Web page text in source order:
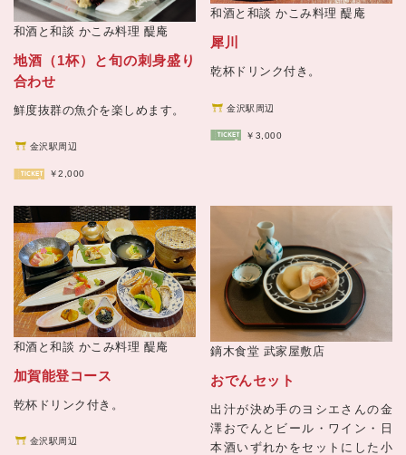
和酒と和談 かこみ料理 醍庵
地酒（1杯）と旬の刺身盛り
合わせ
鮮度抜群の魚介を楽しめます。
金沢駅周辺
￥2,000
和酒と和談 かこみ料理 醍庵
犀川
乾杯ドリンク付き。
金沢駅周辺
￥3,000
和酒と和談 かこみ料理 醍庵
加賀能登コース
乾杯ドリンク付き。
金沢駅周辺
鏑木食堂 武家屋敷店
おでんセット
出汁が決め手のヨシエさんの金
澤おでんとビール・ワイン・日
本酒いずれかをセットにした小